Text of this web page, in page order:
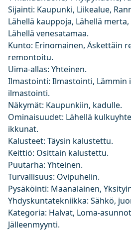
Sijainti: Kaupunki, Liikealue,
Lähellä kauppoja, Lähellä
Lähellä venesatamaa.
Kunto: Erinomainen, Äskettäin
remontoitu.
Uima-allas: Yhteinen.
Ilmastointi: Ilmastointi, Lämmin
ilmastointi.
Näkymät: Kaupunkiin, kadulle.
Ominaisuudet: Lähellä
ikkunat.
Kalusteet: Täysin kalustettu.
Keittiö: Osittain kalustettu.
Puutarha: Yhteinen.
Turvallisuus: Ovipuhelin.
Pysäköinti: Maanalainen,
Yhdyskuntatekniikka: Sähkö,
Kategoria: Halvat, Loma-
Jälleenmyynti.